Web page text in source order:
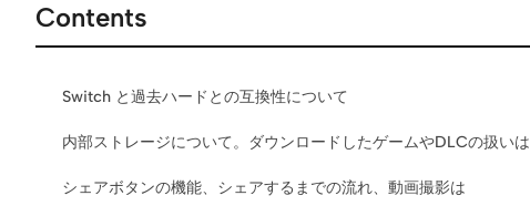
Contents
Switch と過去ハードとの互換性について
内部ストレージについて。ダウンロードしたゲームやDLCの扱いは
シェアボタンの機能、シェアするまでの流れ、動画撮影は